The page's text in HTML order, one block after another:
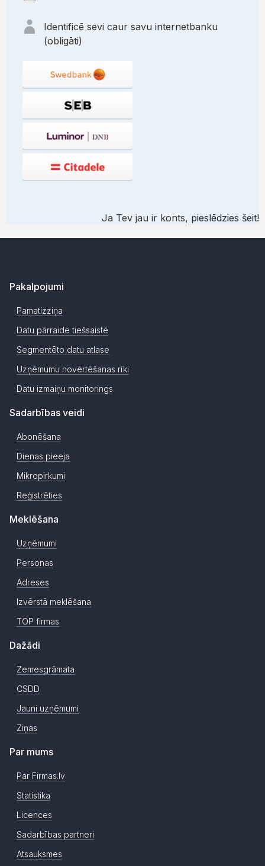
Identificē sevi caur savu internetbanku
(obligāti)
Ja Tev jau ir konts, pieslēdzies šeit!
Pakalpojumi
Pamatizziņa
Datu pārraide tiešsaistē
Segmentēto datu atlase
Uzņēmumu novērtēšanas rīki
Datu izmaiņu monitorings
Sadarbības veidi
Abonēšana
Dienas pieeja
Mikropirkumi
Reģistrēties
Meklēšana
Uzņēmumi
Personas
Adreses
Izvērstā meklēšana
TOP firmas
Dažādi
Zemesgrāmata
CSDD
Jauni uzņēmumi
Ziņas
Par mums
Par Firmas.lv
Statistika
Licences
Sadarbības partneri
Atsauksmes